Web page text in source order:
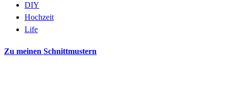
DIY
Hochzeit
Life
Zu meinen Schnittmustern